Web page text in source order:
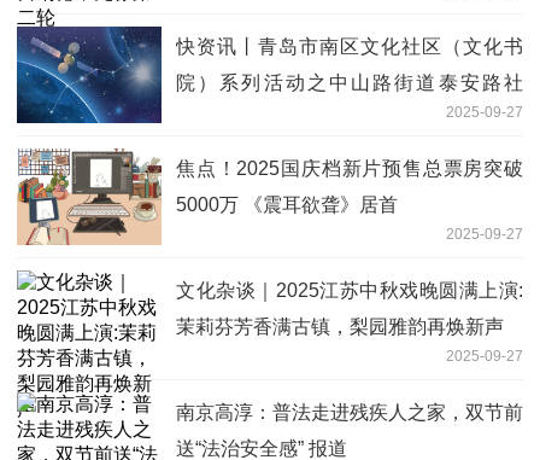
快资讯丨青岛市南区文化社区（文化书
院）系列活动之中山路街道泰安路社
区“幸福泰安·非遗传承”庆双节联欢会圆满
举办
2025-09-27
焦点！2025国庆档新片预售总票房突破
5000万 《震耳欲聋》居首
2025-09-27
文化杂谈｜2025江苏中秋戏晚圆满上演:
茉莉芬芳香满古镇，梨园雅韵再焕新声
2025-09-27
南京高淳：普法走进残疾人之家，双节前
送“法治安全感” 报道